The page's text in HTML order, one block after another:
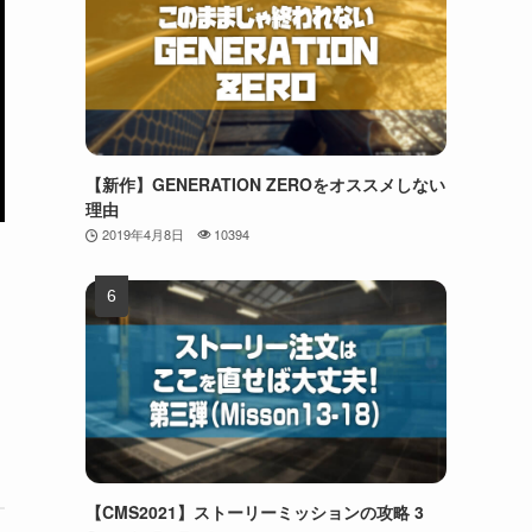
【新作】GENERATION ZEROをオススメしない
理由
2019年4月8日 10394
【CMS2021】ストーリーミッションの攻略 3